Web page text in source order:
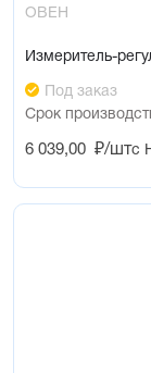
ОВЕН
Измеритель-
Под заказ
Срок
6 039,00 ₽/штс